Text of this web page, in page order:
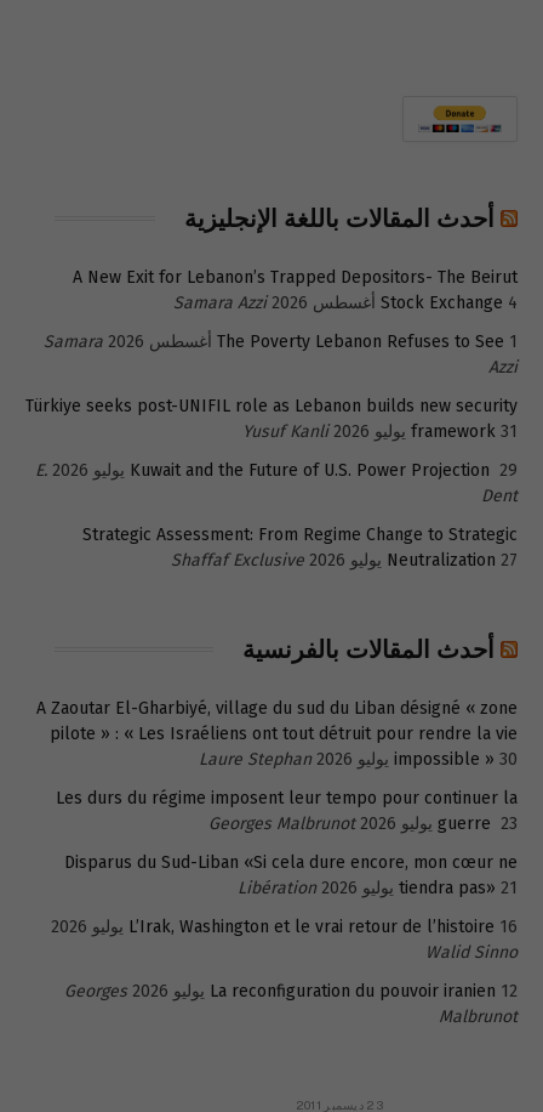
أحدث المقالات باللغة الإنجليزية
A New Exit for Lebanon’s Trapped Depositors- The Beirut
Stock Exchange 4 أغسطس 2026
Samara Azzi
The Poverty Lebanon Refuses to See 1 أغسطس 2026
Samara
Azzi
Türkiye seeks post-UNIFIL role as Lebanon builds new security
framework 31 يوليو 2026
Yusuf Kanli
Kuwait and the Future of U.S. Power Projection 29 يوليو 2026
E.
Dent
Strategic Assessment: From Regime Change to Strategic
Neutralization 27 يوليو 2026 Shaffaf Exclusive
أحدث المقالات بالفرنسية
A Zaoutar El-Gharbiyé, village du sud du Liban désigné « zone
pilote » : « Les Israéliens ont tout détruit pour rendre la vie
impossible » 30 يوليو 2026
Laure Stephan
Les durs du régime imposent leur tempo pour continuer la
guerre 23 يوليو 2026
Georges Malbrunot
Disparus du Sud-Liban «Si cela dure encore, mon cœur ne
tiendra pas» 21 يوليو 2026
Libération
L’Irak, Washington et le vrai retour de l’histoire 16 يوليو 2026
Walid Sinno
La reconfiguration du pouvoir iranien 12 يوليو 2026
Georges
Malbrunot
23 ديسمبر 2011